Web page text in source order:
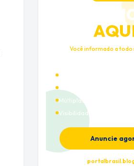
Você informado a
Cobertura nacional
Múltiplas categorias
Visibilidade premium
Anuncie